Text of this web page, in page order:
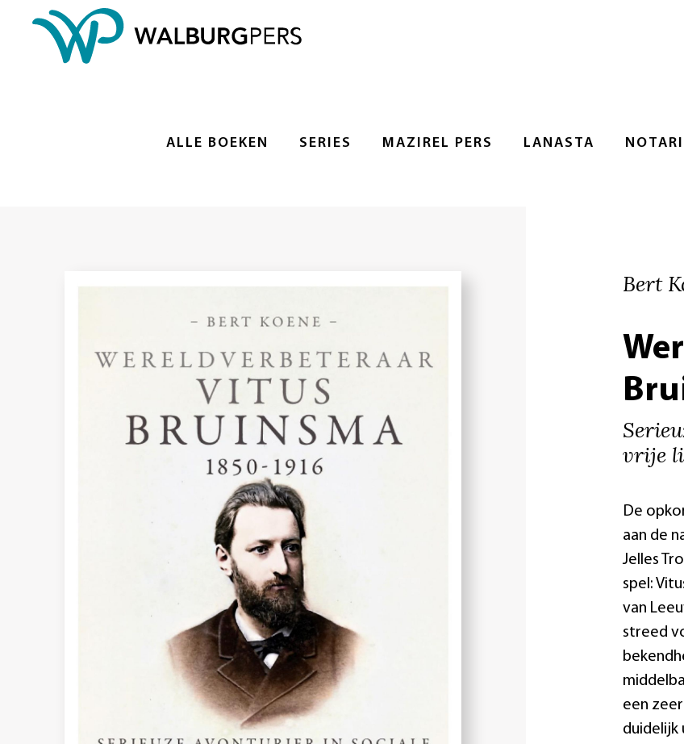
ALLE BOEKEN SERIES MAZIREL PERS LANASTA
Bert
vrije
De
aan de
Jelles
spel:
van
streed
een
duidelijk